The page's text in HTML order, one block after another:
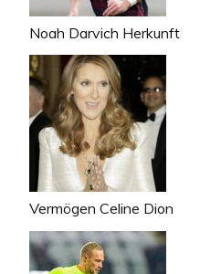
Noah Darvich Herkunft
Vermögen Celine Dion